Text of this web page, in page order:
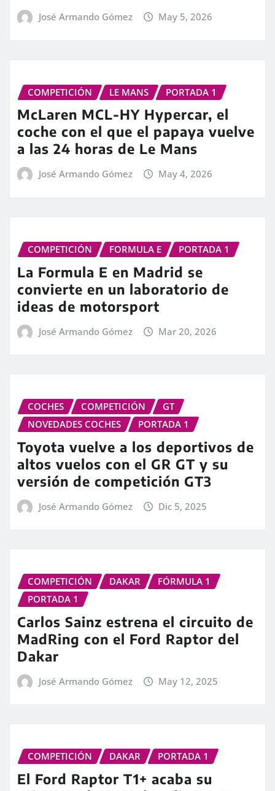
José Armando Gómez May 5, 2026
COMPETICIÓN LE MANS PORTADA 1
McLaren MCL-HY Hypercar, el
coche con el que el papaya vuelve
a las 24 horas de Le Mans
José Armando Gómez May 4, 2026
COMPETICIÓN FORMULA E PORTADA 1
La Formula E en Madrid se
convierte en un laboratorio de
ideas de motorsport
José Armando Gómez Mar 20, 2026
COCHES COMPETICIÓN
GT
NOVEDADES COCHES
PORTADA 1
Toyota vuelve a los deportivos de
altos vuelos con el GR GT y su
versión de competición GT3
José Armando Gómez Dic 5, 2025
COMPETICIÓN DAKAR
FÓRMULA 1
PORTADA 1
Carlos Sainz estrena el circuito de
MadRing con el Ford Raptor del
Dakar
José Armando Gómez May 12, 2025
COMPETICIÓN DAKAR PORTADA 1
El Ford Raptor T1+ acaba su